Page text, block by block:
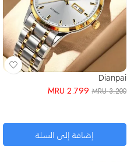
Dianpai
3.200
MRU
2.799
MRU
إضافة إلى السلة